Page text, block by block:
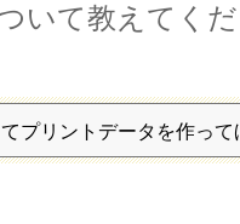
いて教えてく